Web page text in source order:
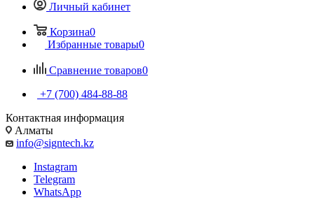
Личный кабинет
Корзина0
Избранные товары0
Сравнение товаров0
+7 (700) 484-88-88
Контактная информация
Алматы
info@signtech.kz
Instagram
Telegram
WhatsApp